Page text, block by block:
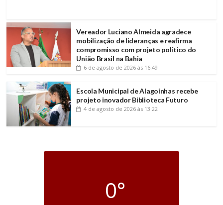
Vereador Luciano Almeida agradece
mobilização de lideranças e reafirma
compromisso com projeto político do
União Brasil na Bahia
6 de agosto de 2026 às 16:49
Escola Municipal de Alagoinhas recebe
projeto inovador Biblioteca Futuro
4 de agosto de 2026 às 13:22
0°